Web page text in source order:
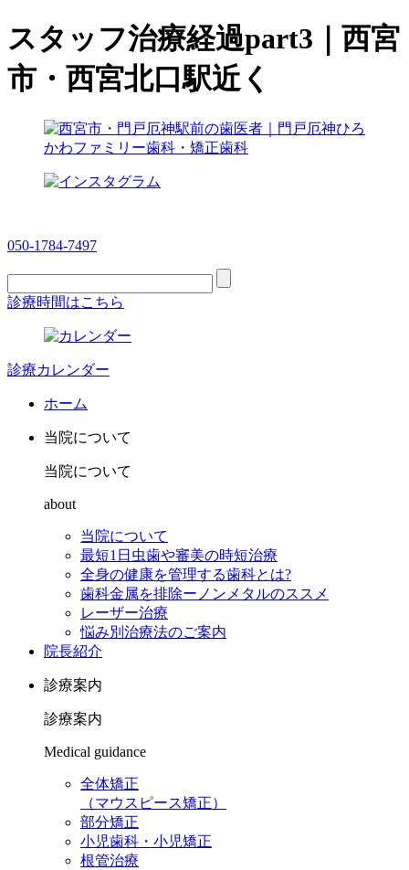
スタッフ治療経過part3｜西宮
市・西宮北口駅近く
050-1784-7497
診療時間はこちら
診療カレンダー
ホーム
当院について
当院について
about
当院について
最短1日虫歯や審美の時短治療
全身の健康を管理する歯科とは?
歯科金属を排除ーノンメタルのススメ
レーザー治療
悩み別治療法のご案内
院長紹介
診療案内
診療案内
Medical guidance
全体矯正
（マウスピース矯正）
部分矯正
小児歯科・小児矯正
根管治療